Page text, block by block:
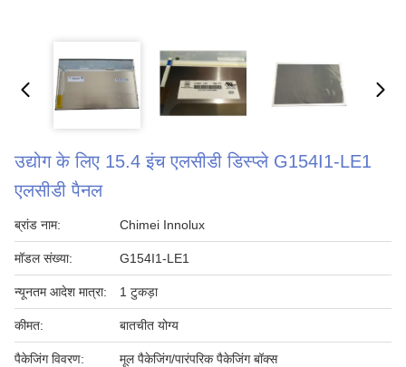
उद्योग के लिए 15.4 इंच एलसीडी डिस्प्ले G154I1-LE1
एलसीडी पैनल
ब्रांड नाम: Chimei Innolux
मॉडल संख्या: G154I1-LE1
न्यूनतम आदेश मात्रा: 1 टुकड़ा
कीमत: बातचीत योग्य
पैकेजिंग विवरण: मूल पैकेजिंग/पारंपरिक पैकेजिंग बॉक्स